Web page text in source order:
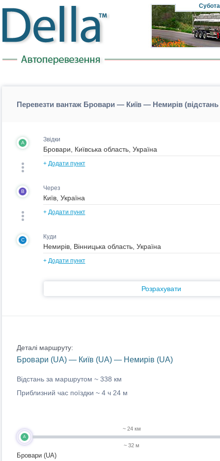
Субота
Перевезти вантаж Бровари — Київ — Немирів
A Звідки
+ Додати пункт
B Через
+ Додати пункт
C Куди
+ Додати пункт
Розрахувати
Деталі маршруту:
Бровари (UA) — Київ (UA) — Немирів (UA)
Відстань за маршрутом ~ 338 км
Приблизний час поїздки ~ 4 ч 24 м
A
Бровари (UA)
~ 24 км
~ 32 м